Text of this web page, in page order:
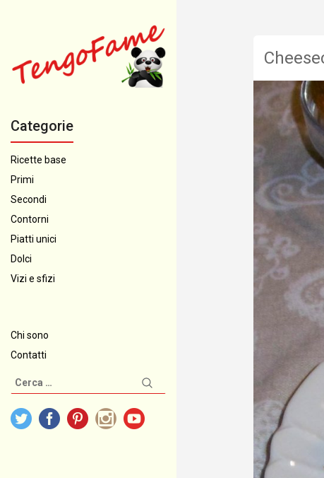
Categorie
Ricette base
Primi
Secondi
Contorni
Piatti unici
Dolci
Vizi e sfizi
Chi sono
Contatti
Ricerca
per: